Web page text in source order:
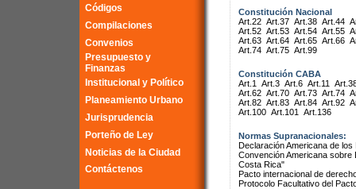
Códigos
Compilaciones
Convenios
Presupuesto y
Finanzas
Institucional y Político
Planeamiento Urbano
Jurisprudencia
Porteño de Ley
Noticias de la Ciudad
Contáctenos
Constitución Nacional
Art.22 Art.37 Art.38 Art.44
Art.52 Art.53 Art.54 Art.55
Art.63 Art.64 Art.65 Art.66
Art.74 Art.75 Art.99
Constitución CABA
Art.1
Art.3 Art.6 Art.11
Art.62 Art.70 Art.73 Art.74
Art.82 Art.83 Art.84 Art.92
Art.100 Art.101 Art.136
Normas Supranacionales:
Declaración Americana de
Convención Americana
Costa Rica"
Pacto internacional de
Protocolo Facultativo del